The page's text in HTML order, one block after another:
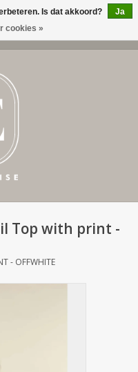
Top with print -
- OFFWHITE
Is dat akkoord?
Ja
cookies »